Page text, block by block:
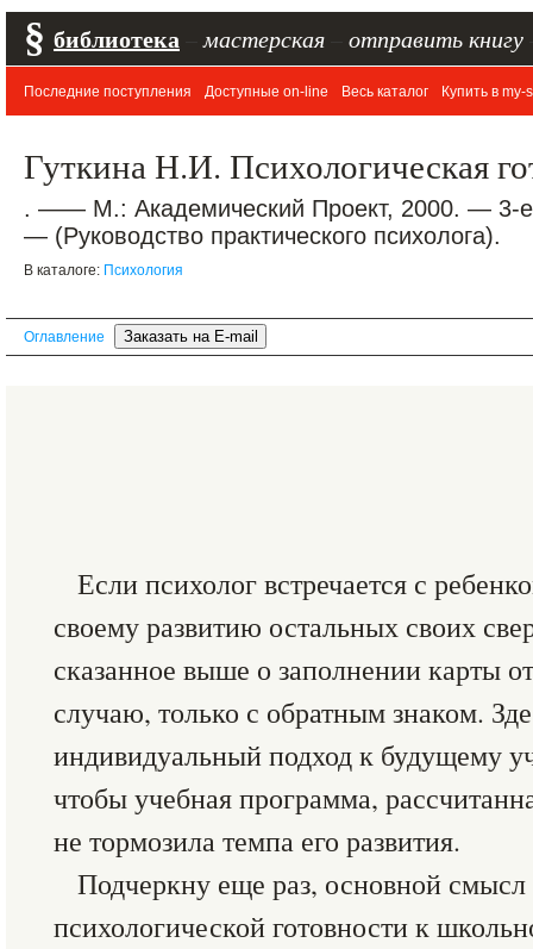
§ библиотека мастерская отправить книгу
Последние поступления Доступные on-line Весь каталог Купить в my-
Гуткина Н.И. Психологическая
. —— М.: Академический Проект, 2000. — 3-
— (Руководство практического психолога).
В каталоге: Психология
Оглавление
Если психолог встречается с
своему развитию остальных своих
сказанное выше о заполнении карты
случаю, только с обратным знаком.
индивидуальный подход к будущему
чтобы учебная программа,
не тормозила темпа его развития.
Подчеркну еще раз, основной смысл
психологической готовности к